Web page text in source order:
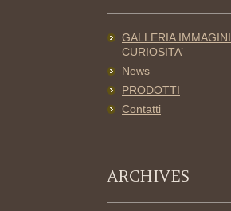
GALLERIA IMMAGINI
CURIOSITA’
News
PRODOTTI
Contatti
ARCHIVES